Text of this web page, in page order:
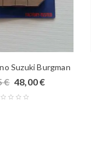
Suzuki Burgman
€ 48,00€